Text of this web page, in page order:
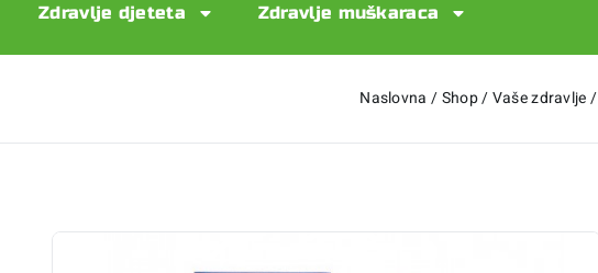
Zdravlje djeteta Zdravlje muškaraca
Naslovna /Shop/Vaše zdravlje/